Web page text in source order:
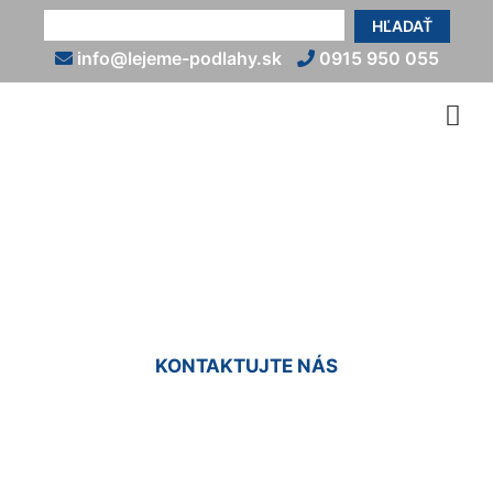
HĽADAŤ
info@lejeme-podlahy.sk 0915 950 055
KONTAKTUJTE NÁS